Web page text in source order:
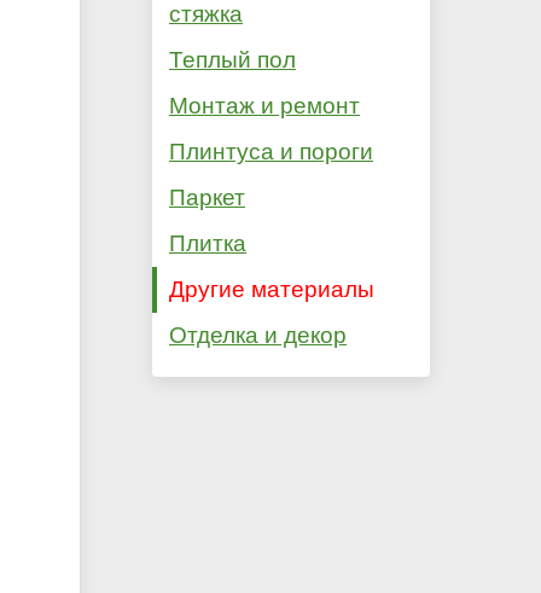
стяжка
Теплый пол
Монтаж и ремонт
Плинтуса и пороги
Паркет
Плитка
Другие материалы
Отделка и декор